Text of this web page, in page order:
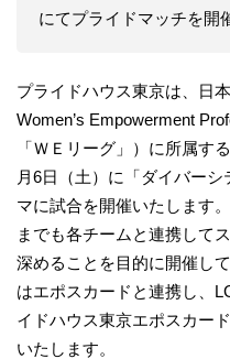
にてプライドマッチを開
プライドハウス東京は、日
Women’s Empowerment
「ＷＥリーグ」）に所属す
月6日（土）に「ダイバー
マに試合を開催いたします
までも各チームと連携して
深めることを目的に開催し
はエポスカードと連携し、
イドハウス東京エポスカー
いたします。